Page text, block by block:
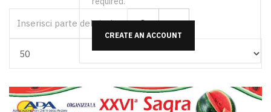
CREATE AN ACCOUNT